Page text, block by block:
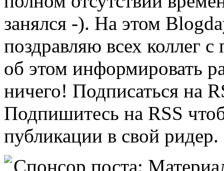
занялся -). На этом
поздравляю всех коллег
об этом информировать
ничего! Подписаться на
Подпишитесь на RSS
публикации в свой